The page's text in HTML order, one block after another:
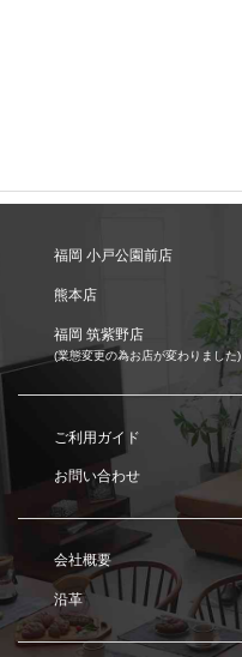
福岡 小戸公園前店
熊本店
福岡 筑紫野店
(業態変更の為お店が変わりました)
ご利用ガイド
お問い合わせ
会社概要
沿革